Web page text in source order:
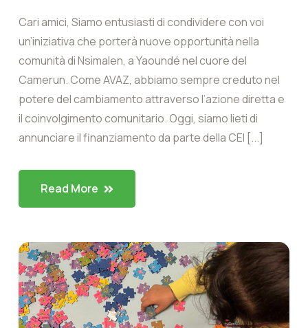
Cari amici, Siamo entusiasti di condividere con voi
un’iniziativa che porterà nuove opportunità nella
comunità di Nsimalen, a Yaoundé nel cuore del
Camerun. Come AVAZ, abbiamo sempre creduto nel
potere del cambiamento attraverso l’azione diretta e
il coinvolgimento comunitario. Oggi, siamo lieti di
annunciare il finanziamento da parte della CEI [...]
Read More